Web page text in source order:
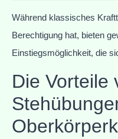
Während klassisches
Berechtigung hat, bieten
Einstiegsmöglichkeit, die
Die Vorteile